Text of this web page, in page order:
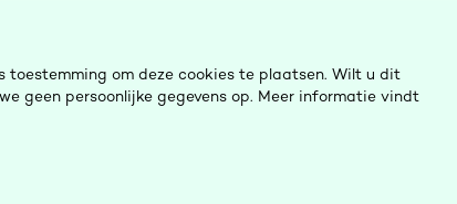
toestemming om deze cookies te plaatsen. Wilt u dit
geen persoonlijke gegevens op. Meer informatie vindt